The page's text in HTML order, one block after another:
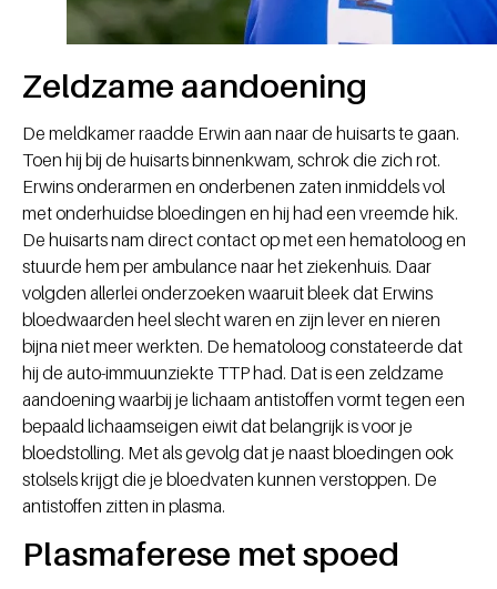
Zeldzame aandoening
De meldkamer raadde Erwin aan naar de huisarts te gaan.
Toen hij bij de huisarts binnenkwam, schrok die zich rot.
Erwins onderarmen en onderbenen zaten inmiddels vol
met onderhuidse bloedingen en hij had een vreemde hik.
De huisarts nam direct contact op met een hematoloog en
stuurde hem per ambulance naar het ziekenhuis. Daar
volgden allerlei onderzoeken waaruit bleek dat Erwins
bloedwaarden heel slecht waren en zijn lever en nieren
bijna niet meer werkten. De hematoloog constateerde dat
hij de auto-immuunziekte TTP had. Dat is een zeldzame
aandoening waarbij je lichaam antistoffen vormt tegen een
bepaald lichaamseigen eiwit dat belangrijk is voor je
bloedstolling. Met als gevolg dat je naast bloedingen ook
stolsels krijgt die je bloedvaten kunnen verstoppen. De
antistoffen zitten in plasma.
Plasmaferese met spoed